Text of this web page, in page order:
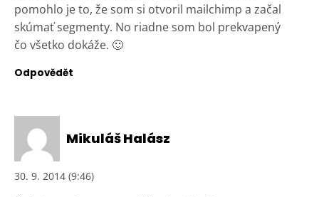
pomohlo je to, že som si otvoril mailchimp a začal
skúmať segmenty. No riadne som bol prekvapený
čo všetko dokáže. 🙂
Odpovědět
Mikuláš Halász
30. 9. 2014 (9:46)